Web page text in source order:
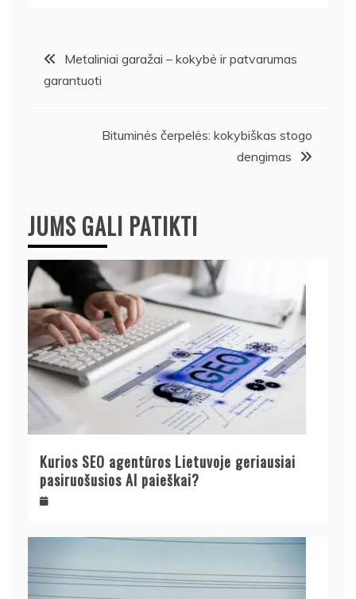
Navigacija
tarp
Metaliniai garažai – kokybė ir patvarumas
garantuoti
Bituminės čerpelės: kokybiškas stogo
dengimas
JUMS GALI PATIKTI
Kurios SEO agentūros Lietuvoje geriausiai
pasiruošusios AI paieškai?